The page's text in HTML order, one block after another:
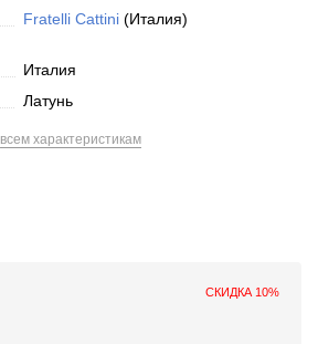
Fratelli Cattini(Италия)
Италия
Латунь
всем характеристикам
СКИДКА 10%